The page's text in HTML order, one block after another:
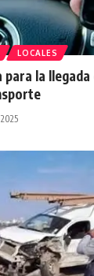
LOCALES
la